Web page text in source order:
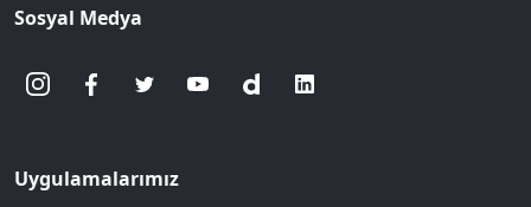
Sosyal Medya
Uygulamalarımız